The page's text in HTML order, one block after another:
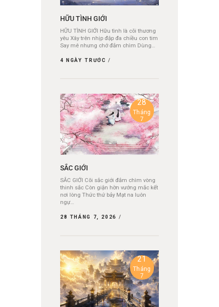
HỮU TÌNH GIỚI
HỮU TÌNH GIỚI Hữu tình là cõi thương
yêu Xây trên nhịp đập đa chiều con tim
Say mê nhưng chớ đắm chìm Dùng…
4 NGÀY TRƯỚC
28
Tháng
7
SẮC GIỚI
SẮC GIỚI Cõi sắc giới đắm chìm vòng
thinh sắc Còn giận hờn vướng mắc kết
nơi lòng Thức thứ bảy Mạt na luôn
ngự…
28 THÁNG 7, 2026
21
Tháng
7